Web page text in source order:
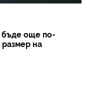
бъде още по-
размер на